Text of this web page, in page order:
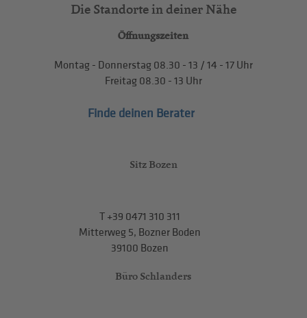
Die Standorte in deiner Nähe
Öffnungszeiten
Montag - Donnerstag 08.30 - 13 / 14 - 17 Uhr
Freitag 08.30 - 13 Uhr
Finde deinen Berater
Sitz Bozen
T+39 0471 310 311
Mitterweg 5, Bozner Boden
39100 Bozen
Büro Schlanders